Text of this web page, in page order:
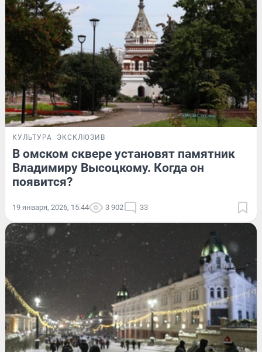
КУЛЬТУРА ЭКСКЛЮЗИВ
В омском сквере установят памятник
Владимиру Высоцкому. Когда он
появится?
19 января, 2026, 15:44 3 902 33